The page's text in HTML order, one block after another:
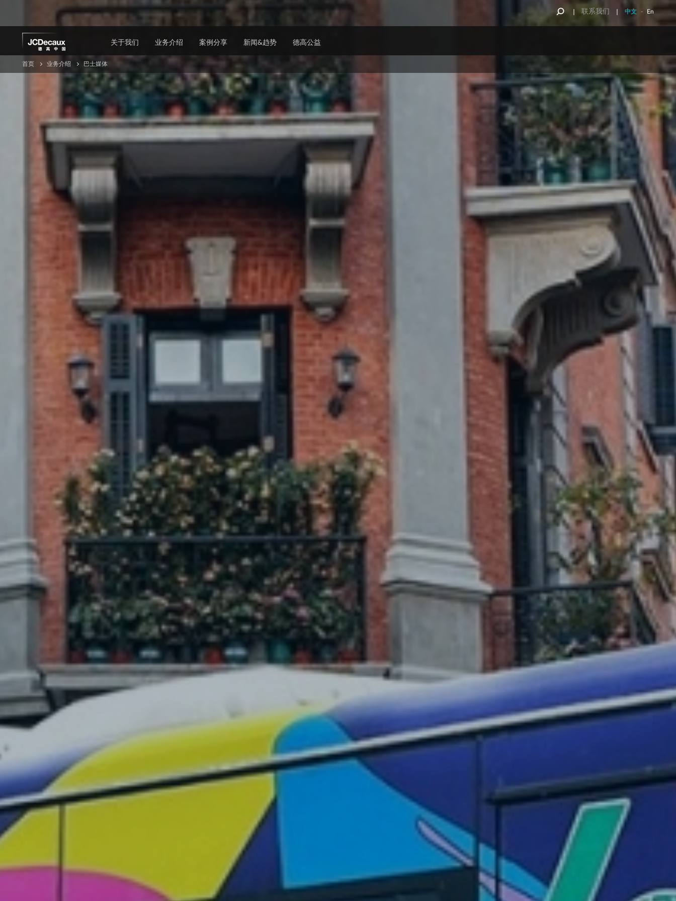
content
中文 - En
联系我们
关于我们
公司介绍
德高全球
发展历程
我们的专长
可持续发展
集团战略
负责任的户外广告
集团气候战略
环境影响
人才计划
业务介绍
机场媒体
北京首都国际机场
北京大兴国际机场
上海虹桥国际机场
上海浦东国际机场
成都双流国际机场
深圳宝安国际机场
地铁媒体
北京地铁
上海地铁
重庆地铁
天津地铁
巴士媒体
上海巴士
南京巴士
成都巴士
深圳巴士
街道设施媒体
香港街道设施
一站式服务
德高寰宇
案例分享 新闻&趋势 德高公益
首页 业务介绍 巴士媒体